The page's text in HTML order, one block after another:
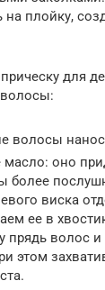
на плойку,
для
волосы
масло: оно
более
виска
ее в
прядь волос и
этом